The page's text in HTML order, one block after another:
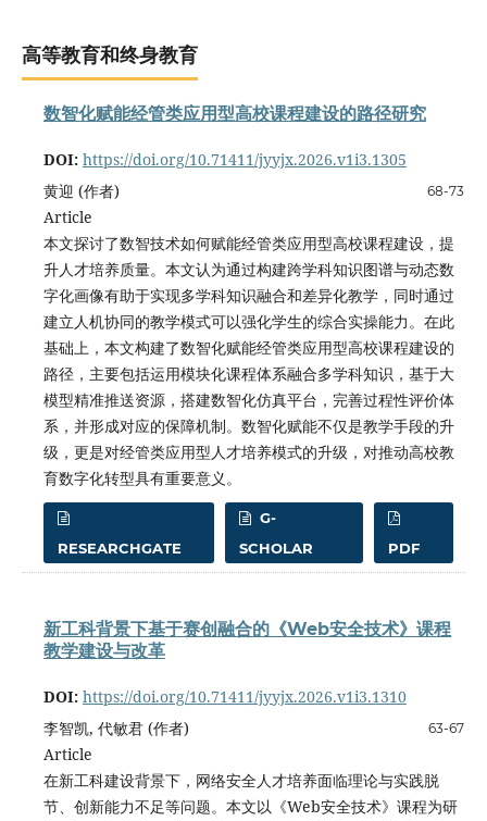
高等教育和终身教育
数智化赋能经管类应用型高校课程建设的路径研究
DOI: https://doi.org/10.71411/jyyjx.2026.v1i3.1305
68-73
黄迎 (作者)
Article
本文探讨了数智技术如何赋能经管类应用型高校课程建设，提
升人才培养质量。本文认为通过构建跨学科知识图谱与动态数
字化画像有助于实现多学科知识融合和差异化教学，同时通过
建立人机协同的教学模式可以强化学生的综合实操能力。在此
基础上，本文构建了数智化赋能经管类应用型高校课程建设的
路径，主要包括运用模块化课程体系融合多学科知识，基于大
模型精准推送资源，搭建数智化仿真平台，完善过程性评价体
系，并形成对应的保障机制。数智化赋能不仅是教学手段的升
级，更是对经管类应用型人才培养模式的升级，对推动高校教
育数字化转型具有重要意义。
RESEARCHGATE
G-
SCHOLAR
PDF
新工科背景下基于赛创融合的《Web安全技术》课程
教学建设与改革
DOI: https://doi.org/10.71411/jyyjx.2026.v1i3.1310
63-67
李智凯, 代敏君 (作者)
Article
在新工科建设背景下，网络安全人才培养面临理论与实践脱
节、创新能力不足等问题。本文以《Web安全技术》课程为研